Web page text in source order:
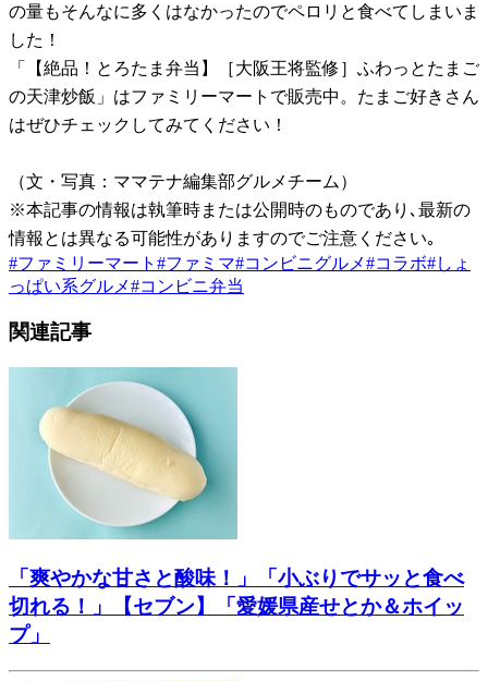
の量もそんなに多くはなかったのでペロリと食べてしまいま
した！
「【絶品！とろたま弁当】［大阪王将監修］ふわっとたまご
の天津炒飯」はファミリーマートで販売中。たまご好きさん
はぜひチェックしてみてください！
（文・写真：ママテナ編集部グルメチーム）
※本記事の情報は執筆時または公開時のものであり､最新の
情報とは異なる可能性がありますのでご注意ください｡
#ファミリーマート #ファミマ#コンビニグルメ#コラボ#しょ
っぱい系グルメ#コンビニ弁当
関連記事
「爽やかな甘さと酸味！」「小ぶりでサッと食べ
切れる！」【セブン】「愛媛県産せとか＆ホイッ
プ」